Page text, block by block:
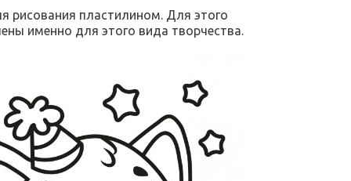
рисования пластилином. Для этого
именно для этого вида творчества.